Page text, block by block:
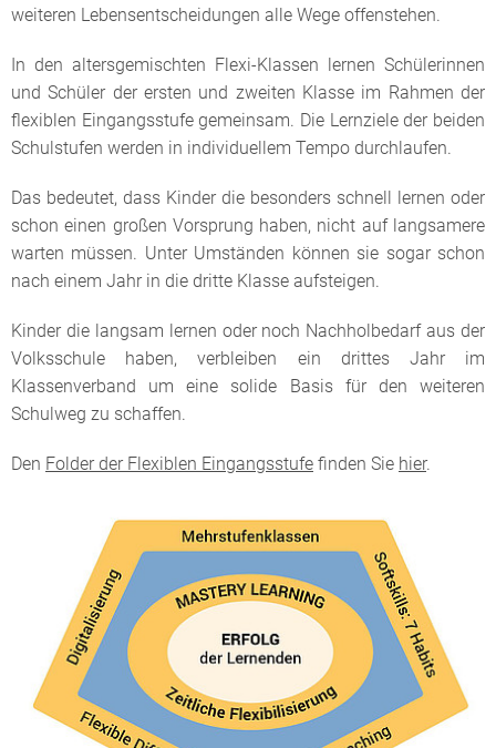
weiteren Lebensentscheidungen alle Wege offenstehen.
In den altersgemischten Flexi-Klassen lernen Schülerinnen
und Schüler der ersten und zweiten Klasse im Rahmen der
flexiblen Eingangsstufe gemeinsam. Die Lernziele der beiden
Schulstufen werden in individuellem Tempo durchlaufen.
Das bedeutet, dass Kinder die besonders schnell lernen oder
schon einen großen Vorsprung haben, nicht auf langsamere
warten müssen. Unter Umständen können sie sogar schon
nach einem Jahr in die dritte Klasse aufsteigen.
Kinder die langsam lernen oder noch Nachholbedarf aus der
Volksschule haben, verbleiben ein drittes Jahr im
Klassenverband um eine solide Basis für den weiteren
Schulweg zu schaffen.
Den Folder der Flexiblen Eingangsstufe finden Sie hier.